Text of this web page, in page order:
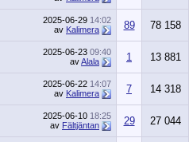
2025-06-29 14:02
av Kalimera 89 78 158
2025-06-23 09:40
avAlala 1 13 881
2025-06-22 14:07
av Kalimera 7 14 318
2025-06-10 18:25
av Fältjäntan 29 27 044